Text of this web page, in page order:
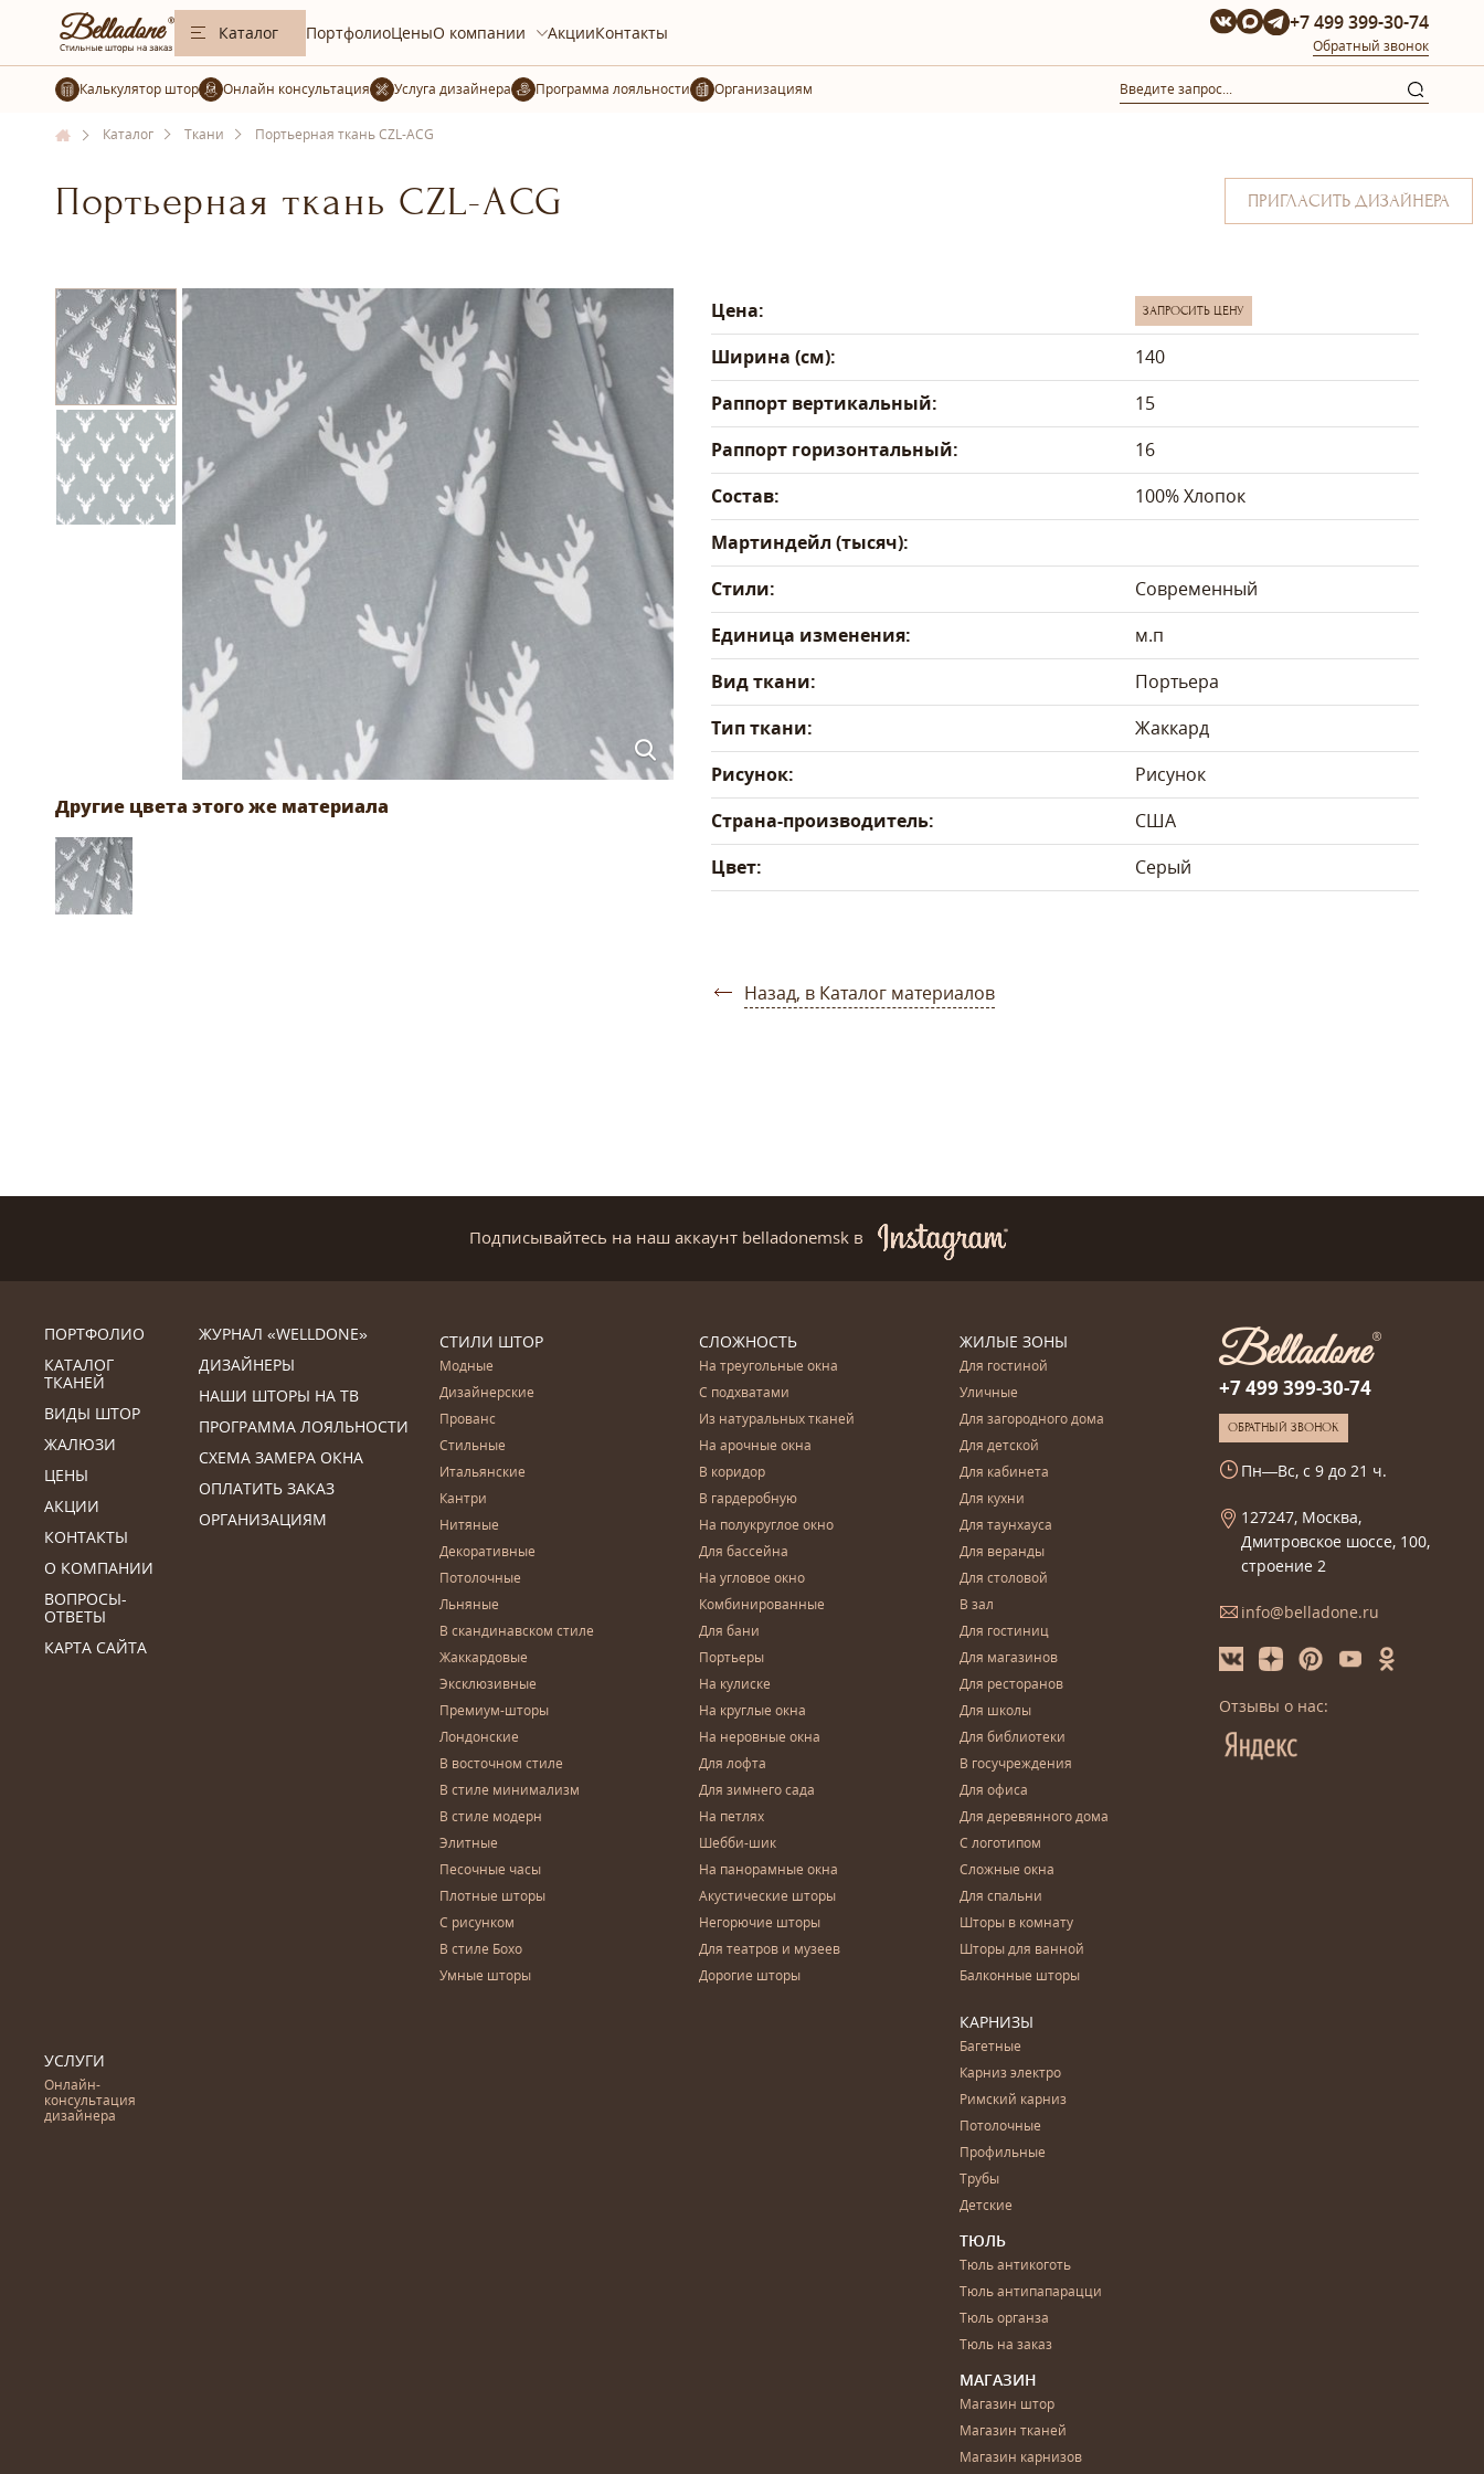
Каталог ПортфолиоЦеныО компании АкцииКонтакты +7 499 399-30-74
Обратный звонок
Калькулятор штор Услуга дизайнера Организациям
Каталог Ткани Портьерная ткань CZL-ACG
Портьерная ткань CZL-ACG ПРИГЛАСИТЬ ДИЗАЙНЕРА
Цена: ЗАПРОСИТЬ ЦЕНУ
Ширина (см):
140
Раппорт вертикальный:
15
Раппорт горизонтальный:
16
Состав:
100% Хлопок
Мартиндейл (тысяч):
Стили:
Современный
Единица изменения:
м.п
Вид ткани:
Портьера
Тип ткани:
Жаккард
Рисунок:
Рисунок
Страна-производитель:
США
Цвет:
Серый
Назад, в Каталог материалов
Подписывайтесь на наш аккаунт belladonemsk в
ПОРТФОЛИО
КАТАЛОГ
ТКАНЕЙ
ВИДЫ ШТОР
ЖАЛЮЗИ
ЦЕНЫ
АКЦИИ
КОНТАКТЫ
О КОМПАНИИ
ВОПРОСЫ-
ОТВЕТЫ
КАРТА САЙТА
ЖУРНАЛ «WELLDONE»
ДИЗАЙНЕРЫ
НАШИ ШТОРЫ НА ТВ
ПРОГРАММА ЛОЯЛЬНОСТИ
СХЕМА ЗАМЕРА ОКНА
ОПЛАТИТЬ ЗАКАЗ
ОРГАНИЗАЦИЯМ
УСЛУГИ
Онлайн-
консультация
дизайнера
СТИЛИ ШТОР
Модные
Дизайнерские
Прованс
Стильные
Итальянские
Кантри
Нитяные
Декоративные
Потолочные
Льняные
В скандинавском стиле
Жаккардовые
Эксклюзивные
Премиум-шторы
Лондонские
В восточном стиле
В стиле минимализм
В стиле модерн
Элитные
Песочные часы
Плотные шторы
С рисунком
В стиле Бохо
Умные шторы
СЛОЖНОСТЬ
На треугольные окна
С подхватами
Из натуральных тканей
На арочные окна
В коридор
В гардеробную
На полукруглое окно
Для бассейна
На угловое окно
Комбинированные
Для бани
Портьеры
На кулиске
На круглые окна
На неровные окна
Для лофта
Для зимнего сада
На петлях
Шебби-шик
На панорамные окна
Акустические шторы
Негорючие шторы
Для театров и музеев
Дорогие шторы
ЖИЛЫЕ ЗОНЫ
Для гостиной
Уличные
Для загородного дома
Для детской
Для кабинета
Для кухни
Для таунхауса
Для веранды
Для столовой
В зал
Для гостиниц
Для магазинов
Для ресторанов
Для школы
Для библиотеки
В госучреждения
Для офиса
Для деревянного дома
С логотипом
Сложные окна
Для спальни
Шторы в комнату
Шторы для ванной
Балконные шторы
КАРНИЗЫ
Багетные
Карниз электро
Римский карниз
Потолочные
Профильные
Трубы
Детские
ТЮЛЬ
Тюль антикоготь
Тюль антипапарацци
Тюль органза
Тюль на заказ
МАГАЗИН
Магазин штор
Магазин тканей
Магазин карнизов
+7 499 399-30-74
ОБРАТНЫЙ ЗВОНОК
Пн—Вс, с 9 до 21 ч.
127247, Москва,
Дмитровское шоссе, 100,
строение 2
info@belladone.ru
Отзывы о нас: